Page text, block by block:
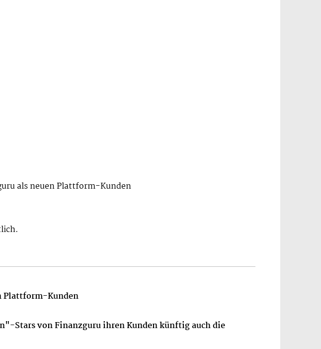
als neuen Plattform-Kunden
Plattform-Kunden
Stars von Finanzguru ihren Kunden künftig auch die